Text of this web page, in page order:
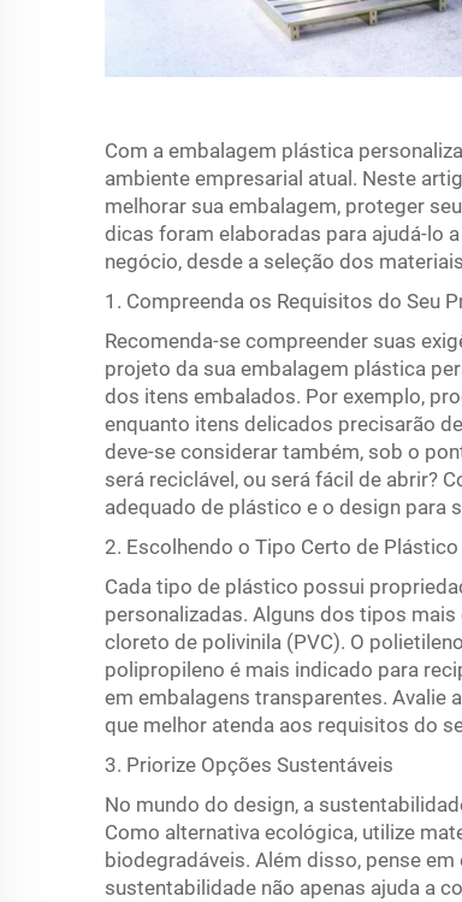
Com a embalagem plástica
ambiente empresarial atual. Neste
melhorar sua embalagem, proteger
dicas foram elaboradas para ajudá-lo
negócio, desde a seleção dos
1. Compreenda os Requisitos do Seu
Recomenda-se compreender suas
projeto da sua embalagem plástica
dos itens embalados. Por exemplo,
enquanto itens delicados precisarão
deve-se considerar também, sob o
será reciclável, ou será fácil de abrir?
adequado de plástico e o design para
2. Escolhendo o Tipo Certo de Plástico
Cada tipo de plástico possui
personalizadas. Alguns dos tipos
cloreto de polivinila (PVC). O
polipropileno é mais indicado para
em embalagens transparentes. Avalie
que melhor atenda aos requisitos do
3. Priorize Opções Sustentáveis
No mundo do design, a
Como alternativa ecológica, utilize
biodegradáveis. Além disso, pense
sustentabilidade não apenas ajuda a